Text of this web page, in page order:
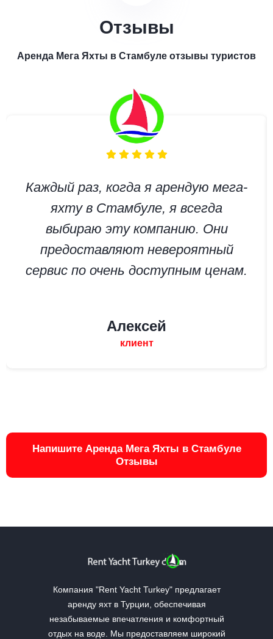
Отзывы
Аренда Мега Яхты в Стамбуле отзывы туристов
Каждый раз, когда я арендую мега-
яхту в Стамбуле, я всегда
выбираю эту компанию. Они
предоставляют невероятный
сервис по очень доступным ценам.
Алексей
клиент
Напишите Аренда Мега Яхты в Стамбуле
Отзывы
Компания "Rent Yacht Turkey" предлагает
аренду яхт в Турции, обеспечивая
незабываемые впечатления и комфортный
отдых на воде. Мы предоставляем широкий